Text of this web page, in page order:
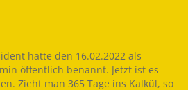
hatte den 16.02.2022 als
öffentlich benannt. Jetzt ist es
Zieht man 365 Tage ins Kalkül, so